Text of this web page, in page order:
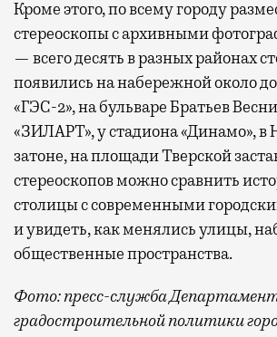
Кроме этого, по всему городу
стереоскопы с архивными
— всего десять в разных районах
появились на набережной около
«ГЭС-2», на бульваре Братьев
«ЗИЛАРТ», у стадиона «Динамо», в
затоне, на площади Тверской
стереоскопов можно сравнить
столицы с современными
и увидеть, как менялись улицы,
общественные пространства.
Фото: пресс-служба
градостроительной политики